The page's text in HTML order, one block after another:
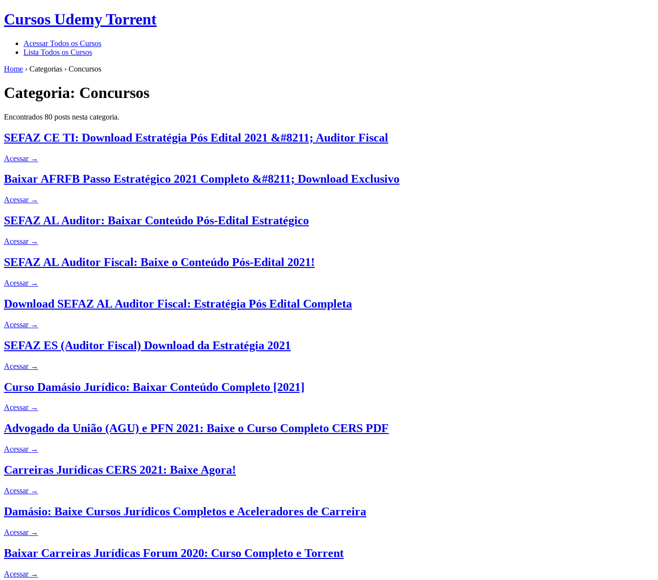
Cursos Udemy Torrent
Acessar Todos os Cursos
Lista Todos os Cursos
Home › Categorias › Concursos
Categoria: Concursos
Encontrados 80 posts nesta categoria.
SEFAZ CE TI: Download Estratégia Pós Edital 2021 &#8211; Auditor Fiscal
Acessar →
Baixar AFRFB Passo Estratégico 2021 Completo &#8211; Download Exclusivo
Acessar →
SEFAZ AL Auditor: Baixar Conteúdo Pós-Edital Estratégico
Acessar →
SEFAZ AL Auditor Fiscal: Baixe o Conteúdo Pós-Edital 2021!
Acessar →
Download SEFAZ AL Auditor Fiscal: Estratégia Pós Edital Completa
Acessar →
SEFAZ ES (Auditor Fiscal) Download da Estratégia 2021
Acessar →
Curso Damásio Jurídico: Baixar Conteúdo Completo [2021]
Acessar →
Advogado da União (AGU) e PFN 2021: Baixe o Curso Completo CERS PDF
Acessar →
Carreiras Jurídicas CERS 2021: Baixe Agora!
Acessar →
Damásio: Baixe Cursos Jurídicos Completos e Aceleradores de Carreira
Acessar →
Baixar Carreiras Jurídicas Forum 2020: Curso Completo e Torrent
Acessar →